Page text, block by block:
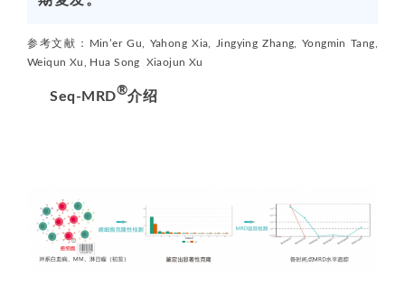
参考文献：
Min’er Gu, Yahong Xia, Jingying Zhang, Yongmin Tang,
Weiqun Xu, Hua Song Xiaojun Xu
Seq-MRD®介绍